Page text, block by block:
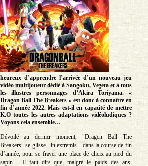
heureux d’apprendre l’arrivée d’un nouveau jeu
vidéo multijoueur dédié à Sangoku, Vegeta et à tous
les illustres personnages d’Akira Toriyama. «
Dragon Ball The Breakers » est donc à connaître en
fin d’année 2022. Mais est-il en capacité de mettre
K.O toutes les autres adaptations vidéoludiques ?
Voyons cela ensemble…
Dévoilé au dernier moment, "Dragon Ball The
Breakers" se glisse - in extremis - dans la course de fin
d’année, pour se frayer une place de choix au pied du
sapin… Il faut dire que, malgré le poids des ans,